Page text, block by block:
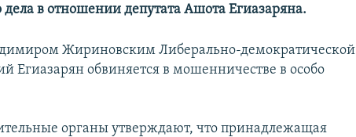
дела в отношении депутата Ашота Егиазаряна.
Жириновским Либерально-демократической
Егиазарян обвиняется в мошенничестве в особо
органы утверждают, что принадлежащая